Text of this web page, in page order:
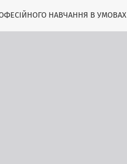
НАВЧАННЯ В УМОВАХ